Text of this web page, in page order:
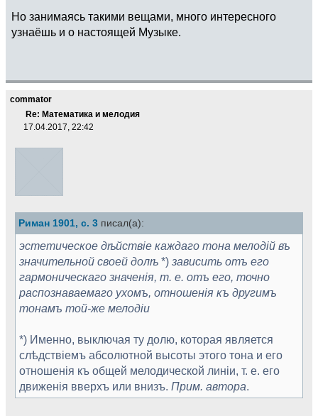
Но занимаясь такими вещами, много интересного
узнаёшь и о настоящей Музыке.
commator
Re: Математика и мелодия
17.04.2017, 22:42
Риман 1901, с. 3 писал(а):
эстетическое дѣйствіе каждаго тона мелодій въ
значительной своей долѣ *) зависить отъ его
гармоническаго значенія, т. е. отъ его, точно
распознаваемаго ухомъ, отношенія къ другимъ
тонамъ той-же мелодіи
*) Именно, выключая ту долю, которая является
слѣдствіемъ абсолютной высоты этого тона и его
отношенія къ общей мелодической линіи, т. е. его
движенія вверхъ или внизъ. Прим. автора.